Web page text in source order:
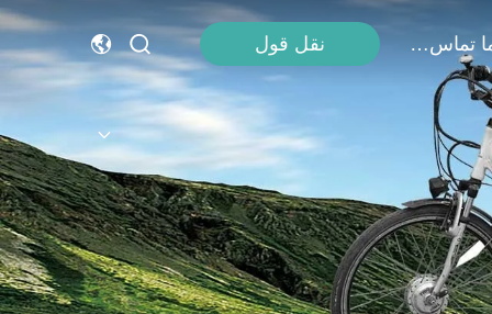
با ما تماس بگیرید نقل قول